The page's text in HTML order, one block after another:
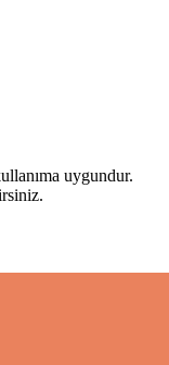
uygundur.